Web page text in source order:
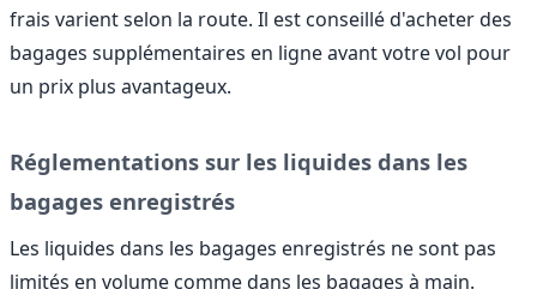
frais varient selon la route. Il est conseillé d'acheter des
bagages supplémentaires en ligne avant votre vol pour
un prix plus avantageux.
Réglementations sur les liquides dans les
bagages enregistrés
Les liquides dans les bagages enregistrés ne sont pas
limités en volume comme dans les bagages à main.